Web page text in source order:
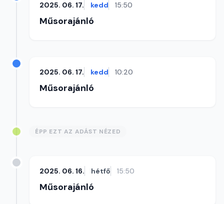
2025. 06. 17. kedd 15:50
Műsorajánló
2025. 06. 17. kedd 10:20
Műsorajánló
ÉPP EZT AZ ADÁST NÉZED
2025. 06. 16. hétfő 15:50
Műsorajánló